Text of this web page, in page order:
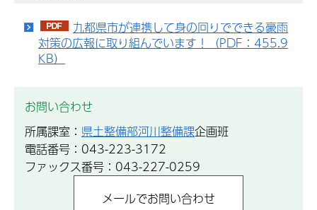
九都県市が連携して身の回りでできる豪雨
対策の広報に取り組んでいます！（PDF：455.9
KB）
お問い合わせ
所属課室： 県土整備部河川整備課企画班
電話番号：043-223-3172
ファックス番号：043-227-0259